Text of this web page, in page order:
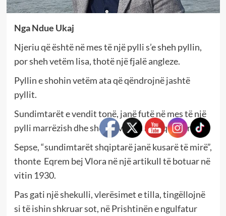
Nga Ndue Ukaj
Njeriu që është në mes të një pylli s’e sheh pyllin,
por sheh vetëm lisa, thotë një fjalë angleze.
Pyllin e shohin vetëm ata që qëndrojnë jashtë
pyllit.
Sundimtarët e vendit tonë, janë futë në mes të një
pylli marrëzish dhe shohin vetëm armiq e marrëzi.
Sepse, “sundimtarët shqiptarë janë kusarë të mirë”,
thonte Eqrem bej Vlora në një artikull të botuar në
vitin 1930.
Pas gati një shekulli, vlerësimet e tilla, tingëllojnë
si të ishin shkruar sot, në Prishtinën e ngulfatur